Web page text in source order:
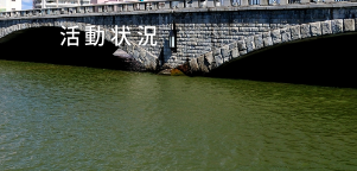
活動状況